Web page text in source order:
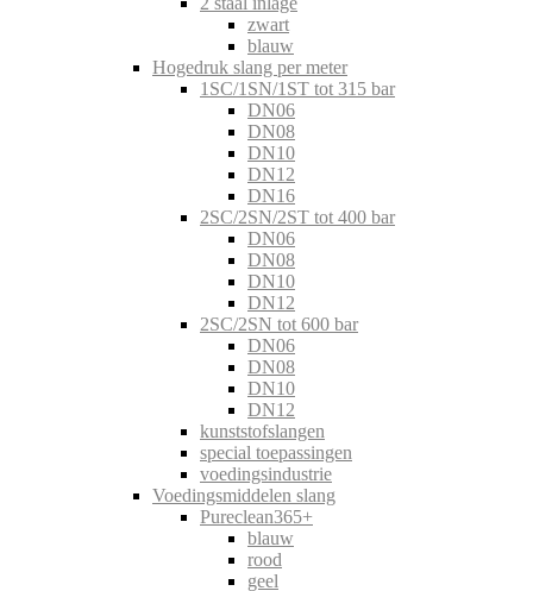
zwart
blauw
Hogedruk slang per meter
1SC/1SN/1ST tot 315 bar
DN06
DN08
DN10
DN12
DN16
2SC/2SN/2ST tot 400 bar
DN06
DN08
DN10
DN12
2SC/2SN tot 600 bar
DN06
DN08
DN10
DN12
kunststofslangen
special toepassingen
voedingsindustrie
Voedingsmiddelen slang
Pureclean365+
blauw
rood
geel